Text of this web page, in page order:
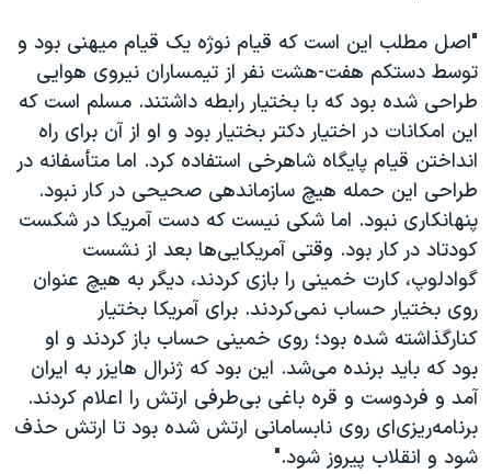
"اصل مطلب این است که قیام نوژه یک قیام میهنی بود و
توسط دستکم هفت-هشت نفر از تیمساران نیروی هوایی
طراحی شده بود که با بختیار رابطه داشتند. مسلم است که
این امکانات در اختیار دکتر بختیار بود و او از آن برای راه
انداختن قیام پایگاه شاهرخی استفاده کرد. اما متأسفانه در
طراحی این حمله هیچ سازماندهی صحیحی در کار نبود.
پنهانکاری نبود. اما شکی نیست که دست آمریکا در شکست
کودتاد در کار بود. وقتی آمریکایی‌ها بعد از نشست
گوادلوپ، کارت خمینی را بازی کردند، دیگر به هیچ عنوان
روی بختیار حساب نمی‌کردند. برای آمریکا بختیار
کنارگذاشته شده بود؛ روی خمینی حساب باز کردند و او
بود که باید برنده می‌شد. این بود که ژنرال هایزر به ایران
آمد و فردوست و قره باغی بی‌طرفی ارتش را اعلام کردند.
برنامه‌ریزی‌ای روی نابسامانی ارتش شده بود تا ارتش حذف
شود و انقلاب پیروز شود."